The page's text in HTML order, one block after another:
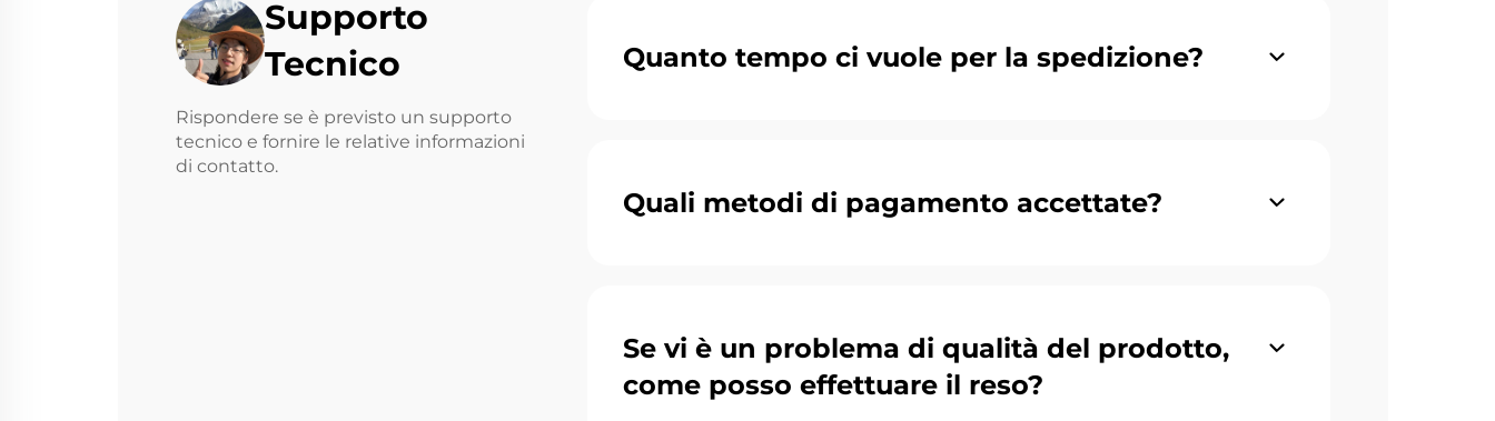
Supporto
Tecnico
Rispondere se è previsto un supporto
tecnico e fornire le relative informazioni
di contatto.
Quanto tempo ci vuole per la spedizione?
Quali metodi di pagamento accettate?
Se vi è un problema di qualità del prodotto,
come posso effettuare il reso?